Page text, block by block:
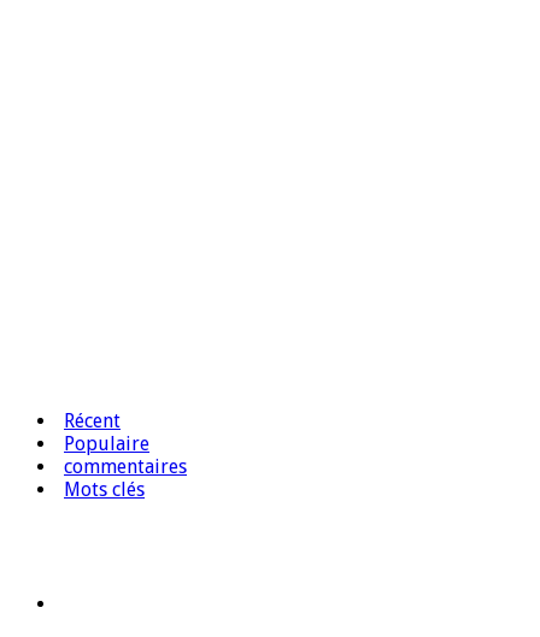
Récent
Populaire
commentaires
Mots clés